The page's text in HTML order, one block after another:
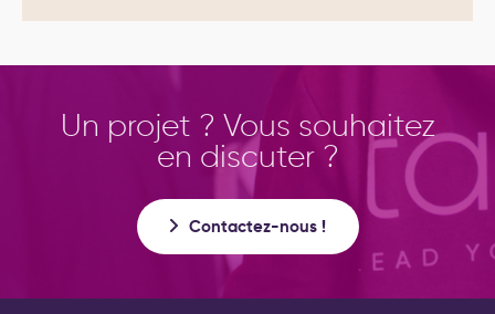
Un projet ? Vous souhaitez
en discuter ?
Contactez-nous !